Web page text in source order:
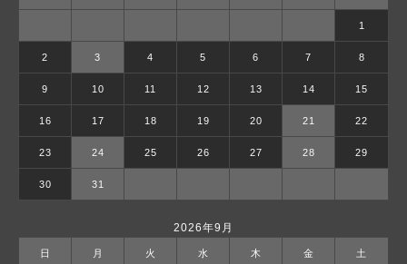
1
2 3 4 5 6 7 8
9 10 11 12 13 14 15
16 17 18 19 20 21 22
23 24 25 26 27 28 29
30 31
2026年9月
日 月 火 水 木 金 土